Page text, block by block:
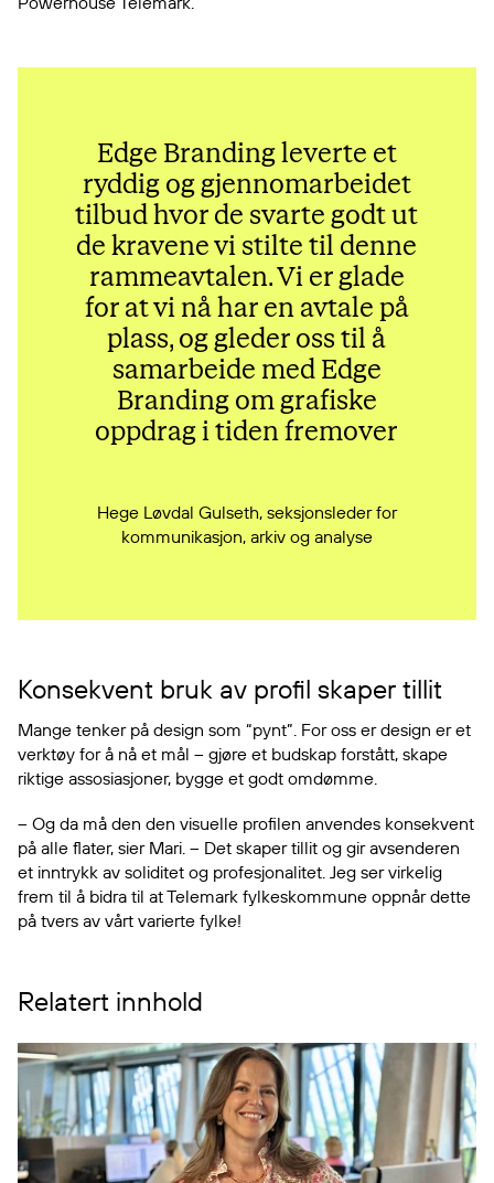
Edge Branding leverte et
ryddig og gjennomarbeidet
tilbud hvor de svarte godt ut
de kravene vi stilte til denne
rammeavtalen. Vi er glade
for at vi nå har en avtale på
plass, og gleder oss til å
samarbeide med Edge
Branding om grafiske
oppdrag i tiden fremover
Hege Løvdal Gulseth, seksjonsleder for
kommunikasjon, arkiv og analyse
Konsekvent bruk av profil skaper tillit
Mange tenker på design som “pynt”. For oss er design er et
verktøy for å nå et mål – gjøre et budskap forstått, skape
riktige assosiasjoner, bygge et godt omdømme.
– Og da må den den visuelle profilen anvendes konsekvent
på alle flater, sier Mari. – Det skaper tillit og gir avsenderen
et inntrykk av soliditet og profesjonalitet. Jeg ser virkelig
frem til å bidra til at Telemark fylkeskommune oppnår dette
på tvers av vårt varierte fylke!
Relatert innhold